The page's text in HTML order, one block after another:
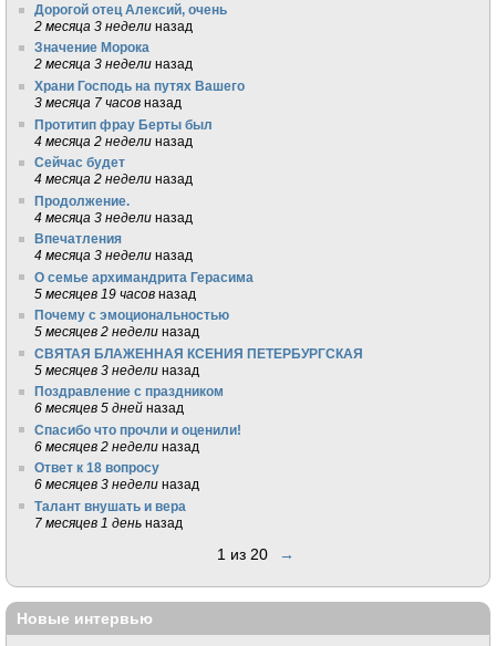
Дорогой отец Алексий, очень
2 месяца 3 недели назад
Значение Морока
2 месяца 3 недели назад
Храни Господь на путях Вашего
3 месяца 7 часов назад
Протитип фрау Берты был
4 месяца 2 недели назад
Сейчас будет
4 месяца 2 недели назад
Продолжение.
4 месяца 3 недели назад
Впечатления
4 месяца 3 недели назад
О семье архимандрита Герасима
5 месяцев 19 часов назад
Почему с эмоциональностью
5 месяцев 2 недели назад
СВЯТАЯ БЛАЖЕННАЯ КСЕНИЯ ПЕТЕРБУРГСКАЯ
5 месяцев 3 недели назад
Поздравление с праздником
6 месяцев 5 дней назад
Спасибо что прочли и оценили!
6 месяцев 2 недели назад
Ответ к 18 вопросу
6 месяцев 3 недели назад
Талант внушать и вера
7 месяцев 1 день назад
1 из 20 →
Новые интервью